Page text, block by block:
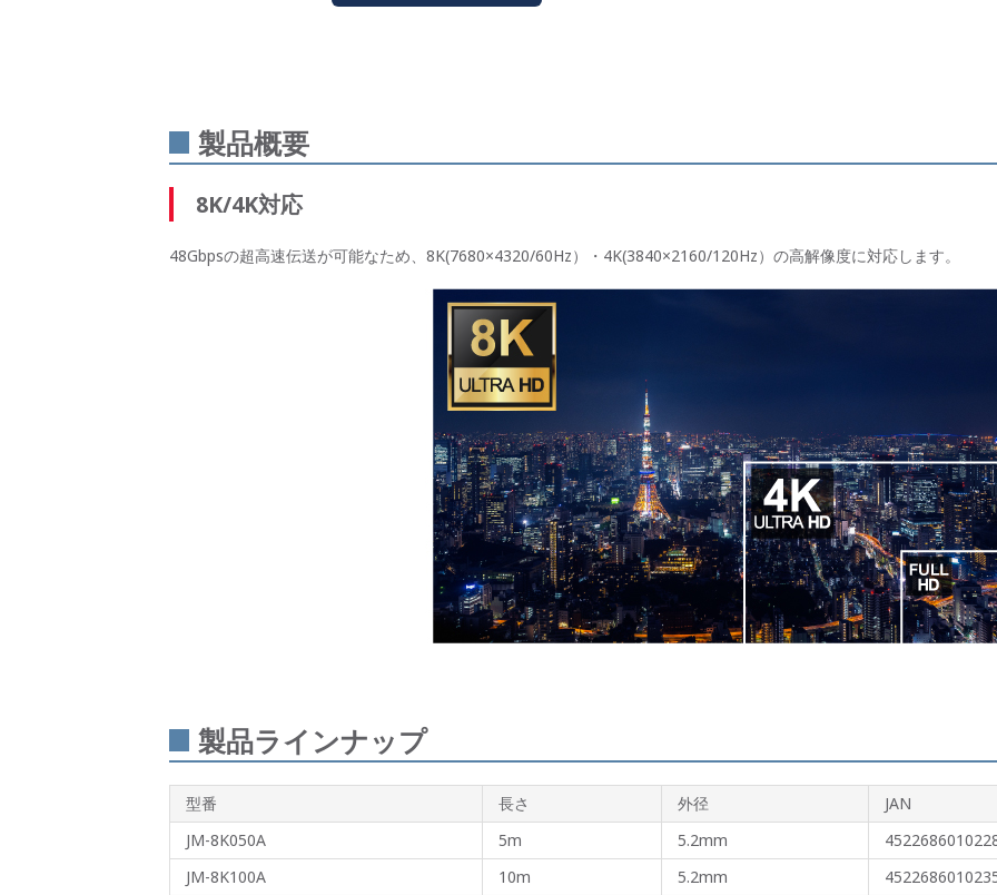
製品概要
8K/4K対応
48Gbpsの超高速伝送が可能なため、8K(7680×4320/60Hz）・4K(3840×2160/120Hz）の高解像度に対応します。
製品ラインナップ
型番 長さ 外径
JAN
JM-8K050A
5m 5.2mm
JM-8K100A
10m 5.2mm